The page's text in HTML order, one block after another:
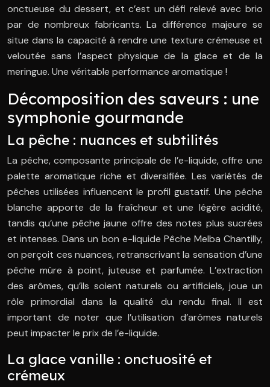
onctueuse du dessert, et c’est un défi relevé avec brio
par de nombreux fabricants. La différence majeure se
situe dans la capacité à rendre une texture crémeuse et
veloutée sans l’aspect physique de la glace et de la
meringue. Une véritable performance aromatique !
Décomposition des saveurs : une
symphonie gourmande
La pêche : nuances et subtilités
La pêche, composante principale de l’e-liquide, offre une
palette aromatique riche et diversifiée. Les variétés de
pêches utilisées influencent le profil gustatif. Une pêche
blanche apporte de la fraîcheur et une légère acidité,
tandis qu’une pêche jaune offre des notes plus sucrées
et intenses. Dans un bon e-liquide Pêche Melba Chantilly,
on perçoit ces nuances, retranscrivant la sensation d’une
pêche mûre à point, juteuse et parfumée. L’extraction
des arômes, qu’ils soient naturels ou artificiels, joue un
rôle primordial dans la qualité du rendu final. Il est
important de noter que l’utilisation d’arômes naturels
peut impacter le prix de l’e-liquide.
La glace vanille : onctuosité et
crémeux